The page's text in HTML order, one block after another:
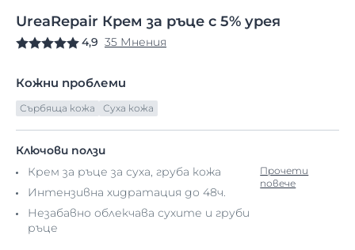
UreaRepair Крем за ръце с 5% урея
4,9 35 Мнения
Кожни проблеми
Сърбяща кожа Суха кожа
Ключови ползи
Крем за ръце за суха, груба кожа
Интензивна хидратация до 48ч.
Незабавно облекчава сухите и груби
ръце
Прочети
повече